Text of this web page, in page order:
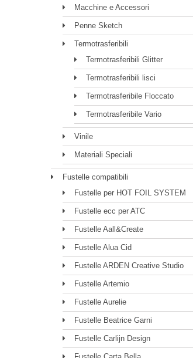
Macchine e Accessori
Penne Sketch
Termotrasferibili
Termotrasferibili Glitter
Termotrasferibili lisci
Termotrasferibile Floccato
Termotrasferibile Vario
Vinile
Materiali Speciali
Fustelle compatibili
Fustelle per HOT FOIL SYSTEM
Fustelle ecc per ATC
Fustelle Aall&Create
Fustelle Alua Cid
Fustelle ARDEN Creative Studio
Fustelle Artemio
Fustelle Aurelie
Fustelle Beatrice Garni
Fustelle Carlijn Design